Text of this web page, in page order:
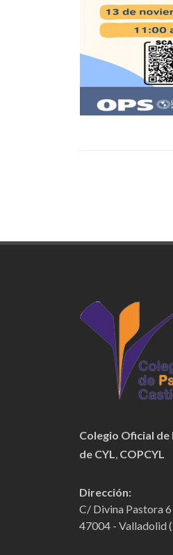
Colegio Oficial de
de CYL, COPCYL
Dirección:
C/ Divina Pastora 6
47004 - Valladolid